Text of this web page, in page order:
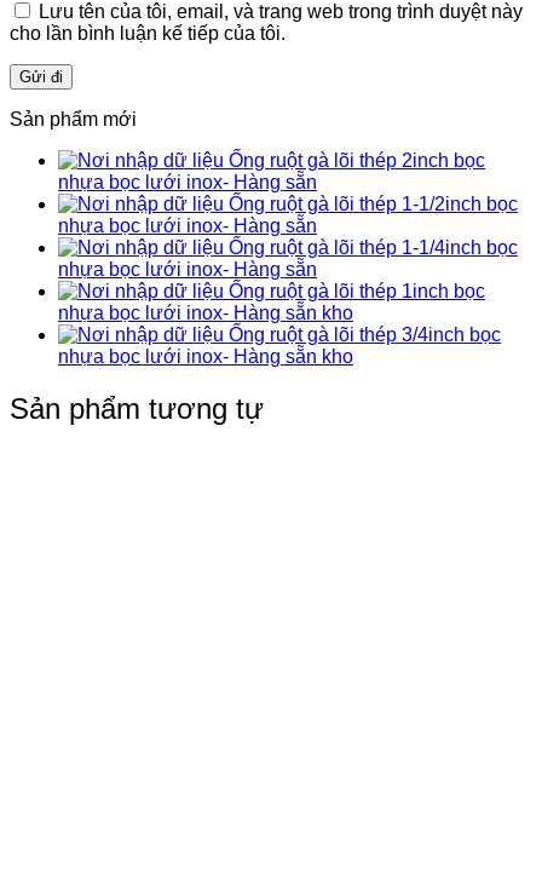
Lưu tên của tôi, email, và trang web trong trình duyệt này
cho lần bình luận kế tiếp của tôi.
Sản phẩm mới
Ống ruột gà lõi thép 2inch bọc
nhựa bọc lưới inox- Hàng sẵn
Ống ruột gà lõi thép 1-1/2inch bọc
nhựa bọc lưới inox- Hàng sẵn
Ống ruột gà lõi thép 1-1/4inch bọc
nhựa bọc lưới inox- Hàng sẵn
Ống ruột gà lõi thép 1inch bọc
nhựa bọc lưới inox- Hàng sẵn kho
Ống ruột gà lõi thép 3/4inch bọc
nhựa bọc lưới inox- Hàng sẵn kho
Sản phẩm tương tự